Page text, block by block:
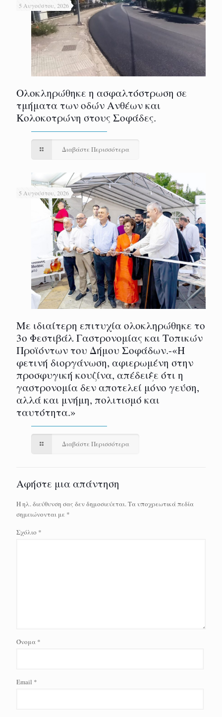
5 Αυγούστου, 2026
Ολοκληρώθηκε η ασφαλτόστρωση σε
τμήματα των οδών Ανθέων και
Κολοκοτρώνη στους Σοφάδες.
Διαβάστε Περισσότερα
5 Αυγούστου, 2026
Με ιδιαίτερη επιτυχία ολοκληρώθηκε το
3ο Φεστιβάλ Γαστρονομίας και Τοπικών
Προϊόντων του Δήμου Σοφάδων.-«Η
φετινή διοργάνωση, αφιερωμένη στην
προσφυγική κουζίνα, απέδειξε ότι η
γαστρονομία δεν αποτελεί μόνο γεύση,
αλλά και μνήμη, πολιτισμό και
ταυτότητα.»
Διαβάστε Περισσότερα
Αφήστε μια απάντηση
Η ηλ. διεύθυνση σας δεν δημοσιεύεται.Τα υποχρεωτικά πεδία
σημειώνονται με *
Σχόλιο *
Όνομα *
Email *